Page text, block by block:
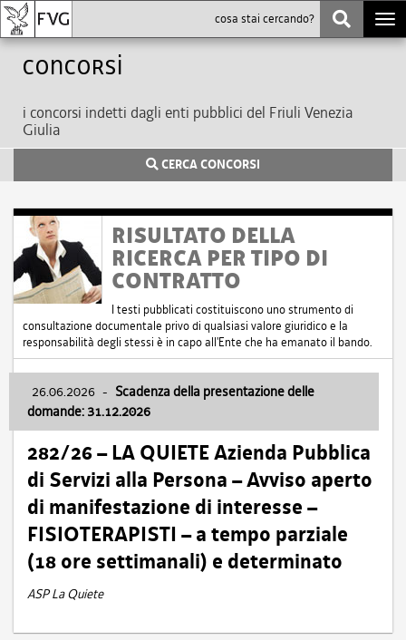
Concorsi
i concorsi indetti dagli enti pubblici del Friuli Venezia
Giulia
CERCA CONCORSI
RISULTATO DELLA
RICERCA PER TIPO DI
CONTRATTO
I testi pubblicati costituiscono uno strumento di
consultazione documentale privo di qualsiasi valore giuridico e la
responsabilità degli stessi è in capo all'Ente che ha emanato il bando.
26.06.2026 - Scadenza della presentazione delle
domande: 31.12.2026
282/26 – LA QUIETE Azienda Pubblica
di Servizi alla Persona – Avviso aperto
di manifestazione di interesse –
FISIOTERAPISTI – a tempo parziale
(18 ore settimanali) e determinato
ASP La Quiete